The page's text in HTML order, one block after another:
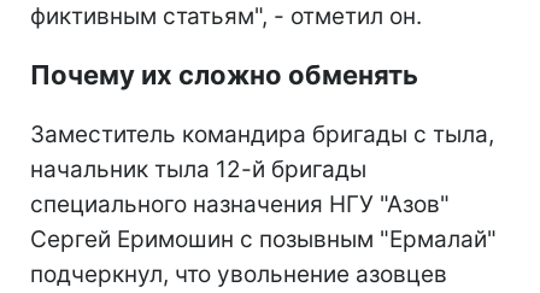
фиктивным статьям", - отметил он.
Почему их сложно обменять
Заместитель командира бригады с тыла,
начальник тыла 12-й бригады
специального назначения НГУ "Азов"
Сергей Еримошин с позывным "Ермалай"
подчеркнул, что увольнение азовцев